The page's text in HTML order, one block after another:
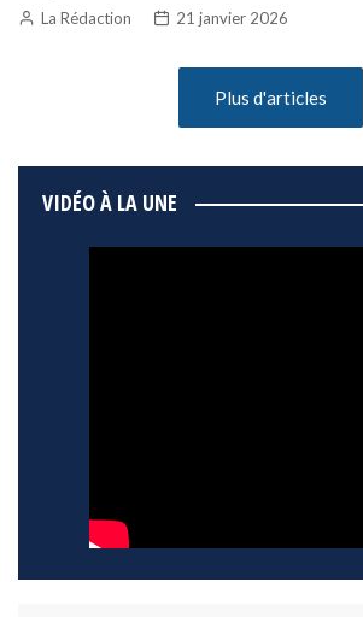
La Rédaction 21 janvier 2026
Plus d'articles
VIDÉO À LA UNE